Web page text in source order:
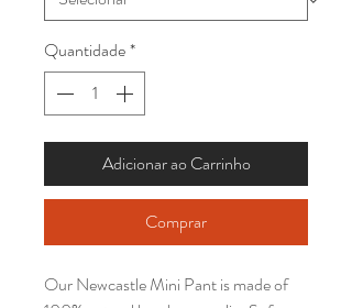
Quantidade*
Adicionar ao Carrinho
Comprar
Our Newcastle Mini Pant is made of